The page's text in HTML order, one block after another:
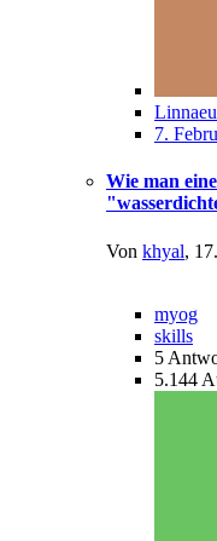
7.
Wie man
Von khyal,
myog
skills
5
5.144